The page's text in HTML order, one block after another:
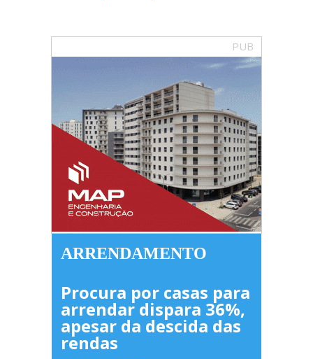
PUB
ARRENDAMENTO
Procura por casas para
arrendar dispara 36%,
apesar da descida das
rendas